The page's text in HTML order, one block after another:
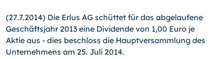
(27.7.2014) Die Erlus AG schüttet für das abgelaufene
Ge­schäftsjahr 2013 eine Dividende von 1,00 Euro je
Aktie aus - dies beschloss die Hauptversammlung des
Unternehmens am 25. Juli 2014.